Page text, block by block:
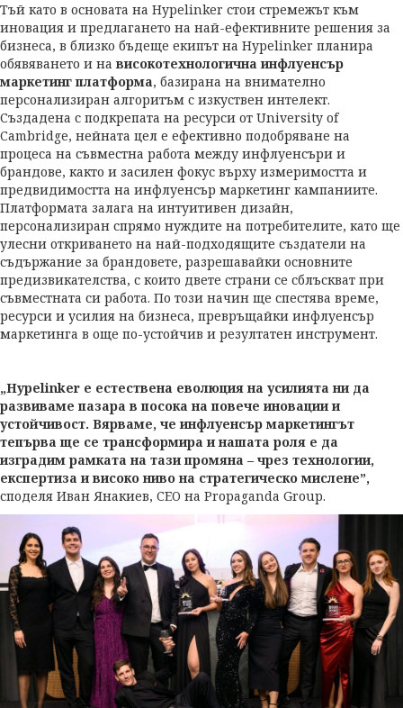
Тъй като в основата на Hypelinker стои стремежът към
иновация и предлагането на най-ефективните решения за
бизнеса, в близко бъдеще екипът на Hypelinker планира
обявяването и нависокотехнологична инфлуенсър
маркетинг платформа, базирана на внимателно
персонализиран алгоритъм с изкуствен интелект.
Създадена с подкрепата на ресурси от University of
Cambridge, нейната цел е ефективно подобряване на
процеса на съвместна работа между инфлуенсъри и
брандове, както и засилен фокус върху измеримостта и
предвидимостта на инфлуенсър маркетинг кампаниите.
Платформата залага на интуитивен дизайн,
персонализиран спрямо нуждите на потребителите, като ще
улесни откриването на най-подходящите създатели на
съдържание за брандовете, разрешавайки основните
предизвикателства, с които двете страни се сблъскват при
съвместната си работа. По този начин ще спестява време,
ресурси и усилия на бизнеса, превръщайки инфлуенсър
маркетинга в още по-устойчив и резултатен инструмент.
„Hypelinker е естествена еволюция на усилията ни да
развиваме пазара в посока на повече иновации и
устойчивост. Вярваме, че инфлуенсър маркетингът
тепърва ще се трансформира и нашата роля е да
изградим рамката на тази промяна – чрез технологии,
експертиза и високо ниво на стратегическо мислене”,
споделя Иван Янакиев, CEO на Propaganda Group.